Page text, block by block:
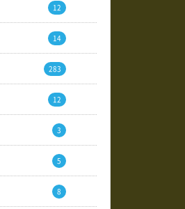
12
14
283
12
3
5
8